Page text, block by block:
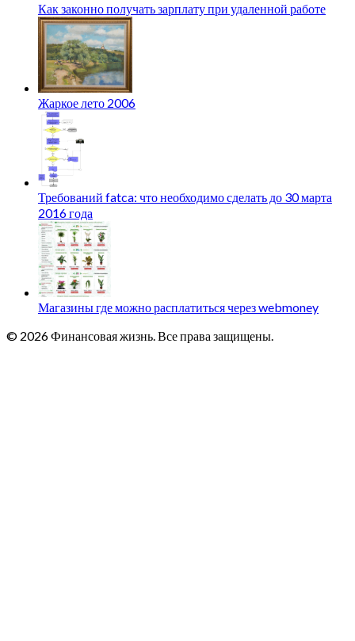
Как законно получать зарплату при удаленной работе
Жаркое лето 2006
Требований fatca: что необходимо сделать до 30 марта
2016 года
Магазины где можно расплатиться через webmoney
© 2026 Финансовая жизнь. Все права защищены.